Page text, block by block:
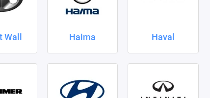
Wall Haima Haval